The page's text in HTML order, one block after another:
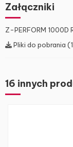
Załączniki
Z-PERFORM 1000D
Pliki do pobrania
16 innych